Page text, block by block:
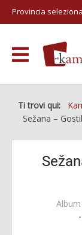
Provincia
Ti trovi qui:
Sežana –